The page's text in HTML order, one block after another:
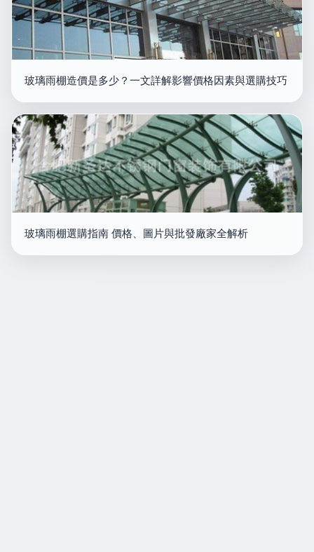
玻璃雨棚造價是多少？一文詳解影響價格因素與選購技巧
玻璃雨棚選購指南 價格、圖片與批發廠家全解析